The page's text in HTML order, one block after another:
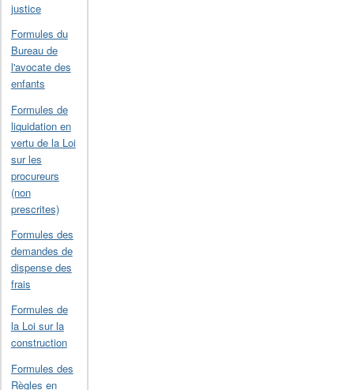
justice
Formules du
Bureau de
l'avocate des
enfants
Formules de
liquidation en
vertu de la Loi
sur les
procureurs
(non
prescrites)
Formules des
demandes de
dispense des
frais
Formules de
la Loi sur la
construction
Formules des
Règles en